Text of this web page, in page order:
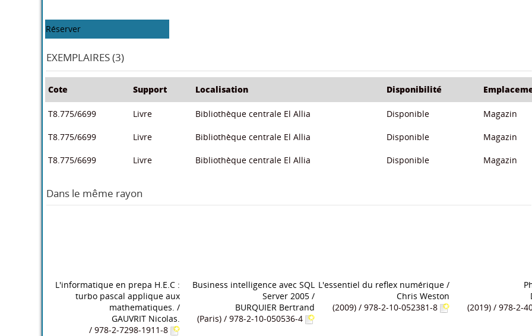
Réserver
EXEMPLAIRES (3)
Cote Support Localisation Disponibilité
T8.775/6699 Livre Bibliothèque centrale El Allia Disponible Magazin
T8.775/6699 Livre Bibliothèque centrale El Allia Disponible Magazin
T8.775/6699 Livre Bibliothèque centrale El Allia Disponible Magazin
Dans le même rayon
L'informatique en prepa H.E.C :
turbo pascal applique aux
mathematiques. /
GAUVRIT Nicolas.
/ 978-2-7298-1911-8
Business intelligence avec SQL
Server 2005 /
BURQUIER Bertrand
(Paris) / 978-2-10-050536-4
L'essentiel du reflex numérique /
Chris Weston
(2009) / 978-2-10-052381-8
(2019) / 978-2-